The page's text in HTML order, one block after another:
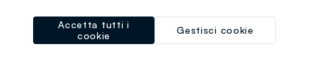
Gestisci cookie
Accetta tutti i
cookie